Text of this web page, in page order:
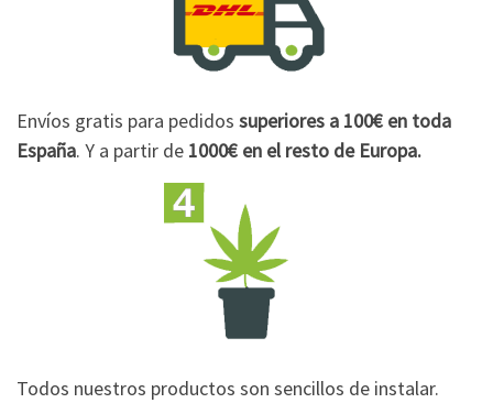
Envíos gratis para pedidos superiores a 100€ en toda
España. Y a partir de 1000€ en el resto de Europa.
Todos nuestros productos son sencillos de instalar.